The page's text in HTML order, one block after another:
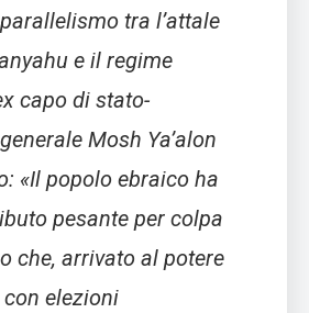
tra l’attale
e il regime
capo di stato-
Mosh Ya’alon
«Il popolo ebraico ha
pesante per colpa
che, arrivato al potere
elezioni